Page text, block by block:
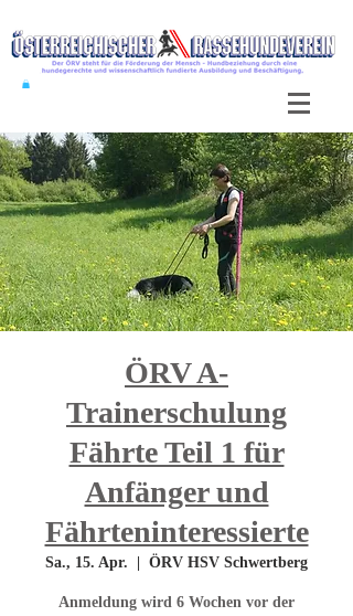
ÖRV A-
Trainerschulung
Fährte Teil 1 für
Anfänger und
Fährteninteressierte
Sa., 15. Apr. ÖRV HSV Schwertberg
Anmeldung wird 6 Wochen vor der